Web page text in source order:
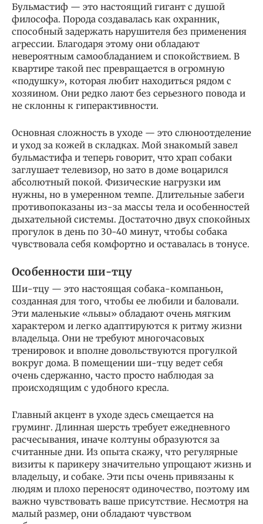
Бульмастиф — это настоящий гигант с душой
философа. Порода создавалась как охранник,
способный задержать нарушителя без применения
агрессии. Благодаря этому они обладают
невероятным самообладанием и спокойствием. В
квартире такой пес превращается в огромную
«подушку», которая любит находиться рядом с
хозяином. Они редко лают без серьезного повода и
не склонны к гиперактивности.
Основная сложность в уходе — это слюноотделение
и уход за кожей в складках. Мой знакомый завел
бульмастифа и теперь говорит, что храп собаки
заглушает телевизор, но зато в доме воцарился
абсолютный покой. Физические нагрузки им
нужны, но в умеренном темпе. Длительные забеги
противопоказаны из-за массы тела и особенностей
дыхательной системы. Достаточно двух спокойных
прогулок в день по 30-40 минут, чтобы собака
чувствовала себя комфортно и оставалась в тонусе.
Особенности ши-тцу
Ши-тцу — это настоящая собака-компаньон,
созданная для того, чтобы ее любили и баловали.
Эти маленькие «львы» обладают очень мягким
характером и легко адаптируются к ритму жизни
владельца. Они не требуют многочасовых
тренировок и вполне довольствуются прогулкой
вокруг дома. В помещении ши-тцу ведет себя
очень сдержанно, часто просто наблюдая за
происходящим с удобного кресла.
Главный акцент в уходе здесь смещается на
груминг. Длинная шерсть требует ежедневного
расчесывания, иначе колтуны образуются за
считанные дни. Из опыта скажу, что регулярные
визиты к парикеру значительно упрощают жизнь и
владельцу, и собаке. Эти псы очень привязаны к
людям и плохо переносят одиночество, поэтому им
важно чувствовать ваше присутствие. Несмотря на
малый размер, они обладают чувством